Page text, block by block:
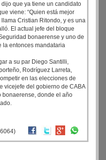
que ya tiene un candidato
viene: “Quien está mejor
Cristian Ritondo, y es una
El actual jefe del bloque
bonaerense y uno de
la entonces mandataria
a su par Diego Santilli,
Rodríguez Larreta,
en las elecciones de
vicejefe del gobierno de CABA
bonaerense, donde el año
(6064)